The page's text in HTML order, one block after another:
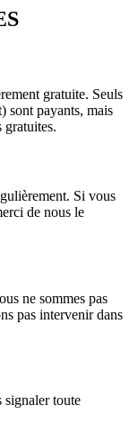
gratuite. Seuls
sont payants, mais
gratuites.
Si vous
de nous le
ne sommes pas
pas intervenir dans
signaler toute